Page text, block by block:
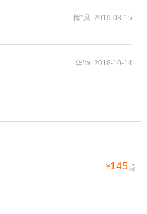
挥*风 2019-03-15
华*w 2018-10-14
¥145起